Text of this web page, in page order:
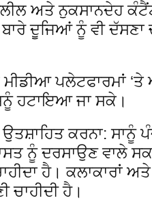
ਅਤੇ ਨੁਕਸਾਨਦੇਹ
ਦੂਜਿਆਂ ਨੂੰ ਵੀ ਦੱਸਣਾ
ਪਲੇਟਫਾਰਮਾਂ
ਹਟਾਇਆ ਜਾ ਸਕੇ।
ਕਰਨਾ: ਸਾਨੂੰ
ਨੂੰ ਦਰਸਾਉਣ ਵਾਲੇ
ਹੈ। ਕਲਾਕਾਰਾਂ ਅਤੇ
ਚਾਹੀਦੀ ਹੈ।